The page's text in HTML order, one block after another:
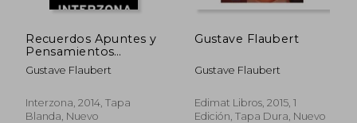
Recuerdos Apuntes y
Pensamientos
Intimos
Gustave Flaubert
Interzona, 2014, Tapa
Blanda, Nuevo
Gustave Flaubert
Gustave Flaubert
Edimat Libros, 2015, 1
Edición, Tapa Dura, Nuevo